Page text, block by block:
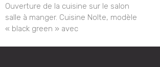
Ouverture de la cuisine sur le salon
salle à manger. Cuisine Nolte, modèle
« black green » avec